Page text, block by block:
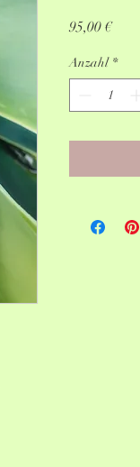
95,00 €Preis
Anzahl *